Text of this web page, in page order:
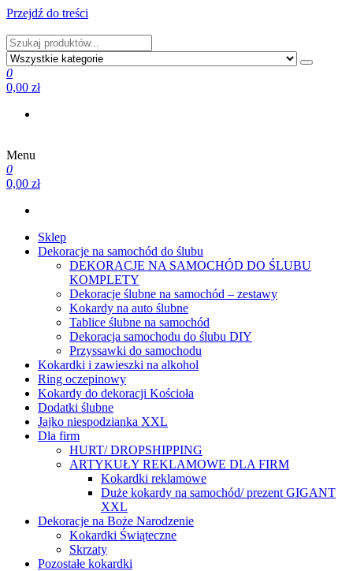
Przejdź do treści
PRODUCENT DEKORACJI ŚLUBNYCH I NIE TYLKO
0
0,00 zł
PRODUCENT DEKORACJI ŚLUBNYCH I NIE TYLKO
Menu
0
0,00 zł
Sklep
Dekoracje na samochód do ślubu
DEKORACJE NA SAMOCHÓD DO ŚLUBU
KOMPLETY
Dekoracje ślubne na samochód – zestawy
Kokardy na auto ślubne
Tablice ślubne na samochód
Dekoracja samochodu do ślubu DIY
Przyssawki do samochodu
Kokardki i zawieszki na alkohol
Ring oczepinowy
Kokardy do dekoracji Kościoła
Dodatki ślubne
Jajko niespodzianka XXL
Dla firm
HURT/ DROPSHIPPING
ARTYKUŁY REKLAMOWE DLA FIRM
Kokardki reklamowe
Duże kokardy na samochód/ prezent GIGANT
XXL
Dekoracje na Boże Narodzenie
Kokardki Świąteczne
Skrzaty
Pozostałe kokardki